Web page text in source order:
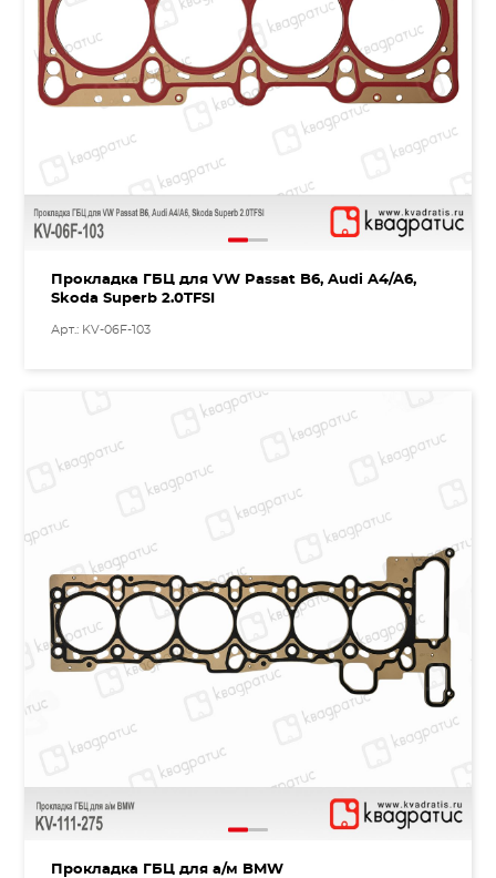
Прокладка ГБЦ для VW Passat B6, Audi A4/A6,
Skoda Superb 2.0TFSI
Арт.: KV-06F-103
Прокладка ГБЦ для а/м BMW